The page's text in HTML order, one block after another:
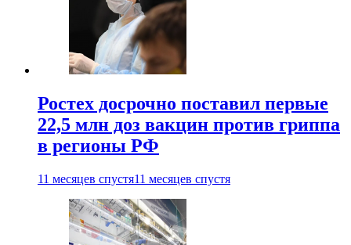
Ростех досрочно поставил первые
22,5 млн доз вакцин против гриппа
в регионы РФ
11 месяцев спустя11 месяцев спустя